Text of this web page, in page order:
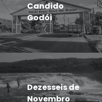
Candido
Godói
Dezesseis de
Novembro